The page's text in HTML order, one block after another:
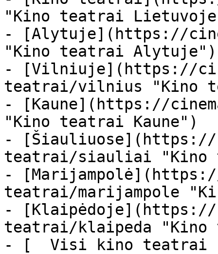
"Kino teatrai
- [Alytuje](https://
"Kino teatrai Alytuje")
- [Vilniuje](https://
teatrai/vilnius "Kino
- [Kaune](https://
"Kino teatrai Kaune")
- [Šiauliuose](https://
teatrai/siauliai "Kino
-
teatrai/marijampole
- [Klaipėdoje](https://
teatrai/klaipeda
- [  Visi kino